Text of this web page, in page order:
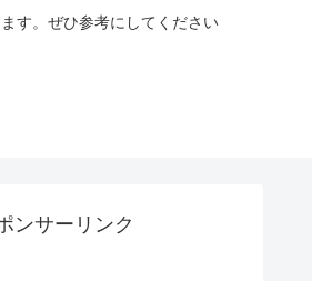
す。ぜひ参考にしてください
ンサーリンク